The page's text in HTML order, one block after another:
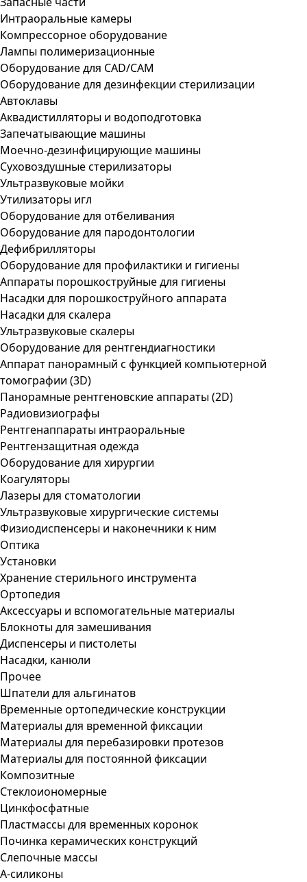
Интраоральные камеры
Компрессорное оборудование
Лампы полимеризационные
Оборудование для CAD/CAM
Оборудование для дезинфекции стерилизации
Автоклавы
Аквадистилляторы и водоподготовка
Запечатывающие машины
Моечно-дезинфицирующие машины
Суховоздушные стерилизаторы
Ультразвуковые мойки
Утилизаторы игл
Оборудование для отбеливания
Оборудование для пародонтологии
Дефибрилляторы
Оборудование для профилактики и гигиены
Аппараты порошкоструйные для гигиены
Насадки для порошкоструйного аппарата
Насадки для скалера
Ультразвуковые скалеры
Оборудование для рентгендиагностики
Аппарат панорамный с функцией компьютерной
томографии (3D)
Панорамные рентгеновские аппараты (2D)
Радиовизиографы
Рентгенаппараты интраоральные
Рентгензащитная одежда
Оборудование для хирургии
Коагуляторы
Лазеры для стоматологии
Ультразвуковые хирургические системы
Физиодиспенсеры и наконечники к ним
Оптика
Установки
Хранение стерильного инструмента
Ортопедия
Аксессуары и вспомогательные материалы
Блокноты для замешивания
Диспенсеры и пистолеты
Насадки, канюли
Прочее
Шпатели для альгинатов
Временные ортопедические конструкции
Материалы для временной фиксации
Материалы для перебазировки протезов
Материалы для постоянной фиксации
Композитные
Стеклоиономерные
Цинкфосфатные
Пластмассы для временных коронок
Починка керамических конструкций
Слепочные массы
А-силиконы